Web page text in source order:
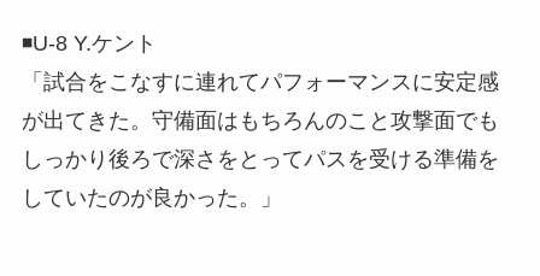
◾️U-8 Y.ケント
「試合をこなすに連れてパフォーマンスに安定感
が出てきた。守備面はもちろんのこと攻撃面でも
しっかり後ろで深さをとってパスを受ける準備を
していたのが良かった。」